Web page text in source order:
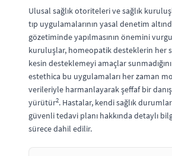
Ulusal sağlık otoriteleri ve sağlık
tıp uygulamalarının yasal denetim
gözetiminde yapılmasının önemini
kuruluşlar, homeopatik desteklerin her
kesin desteklemeyi amaçlar
estethica bu uygulamaları her zaman
verileriyle harmanlayarak şeffaf bir
yürütür2. Hastalar, kendi sağlık
güvenli tedavi planı hakkında detaylı
sürece dahil edilir.